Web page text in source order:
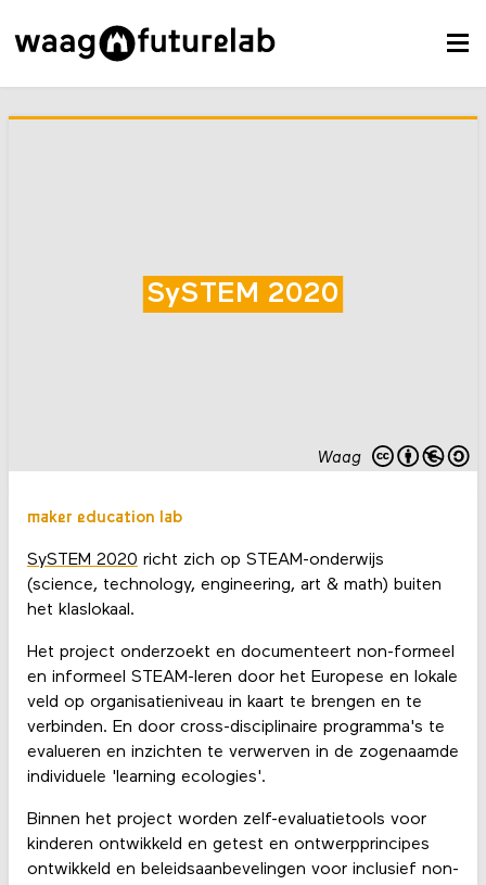
Waag
SySTEM 2020
maker education lab
SySTEM 2020 richt zich op STEAM-onderwijs
(science, technology, engineering, art & math) buiten
het klaslokaal.
Het project onderzoekt en documenteert non-formeel
en informeel STEAM-leren door het Europese en lokale
veld op organisatieniveau in kaart te brengen en te
verbinden. En door cross-disciplinaire programma's te
evalueren en inzichten te verwerven in de zogenaamde
individuele 'learning ecologies'.
Binnen het project worden zelf-evaluatietools voor
kinderen ontwikkeld en getest en ontwerpprincipes
ontwikkeld en beleidsaanbevelingen voor inclusief non-